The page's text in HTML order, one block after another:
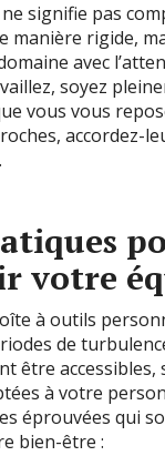
signifie pas
manière rigide,
avec
soyez
vous vous
accordez-
votre
à outils
de
être accessibles,
à votre
éprouvées qui
bien-être :